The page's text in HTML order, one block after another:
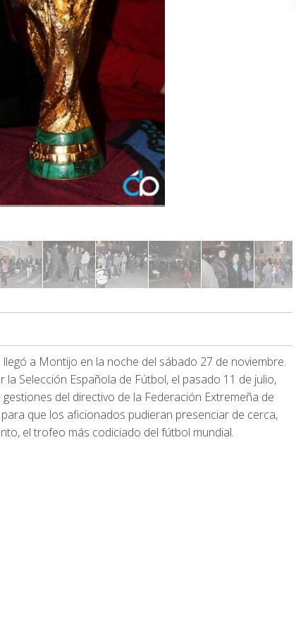
a Montijo en la noche del sábado 27 de noviembre.
Selección Española de Fútbol, el pasado 11 de julio,
del directivo de la Federación Extremeña de
que los aficionados pudieran presenciar de cerca,
el trofeo más codiciado del fútbol mundial.